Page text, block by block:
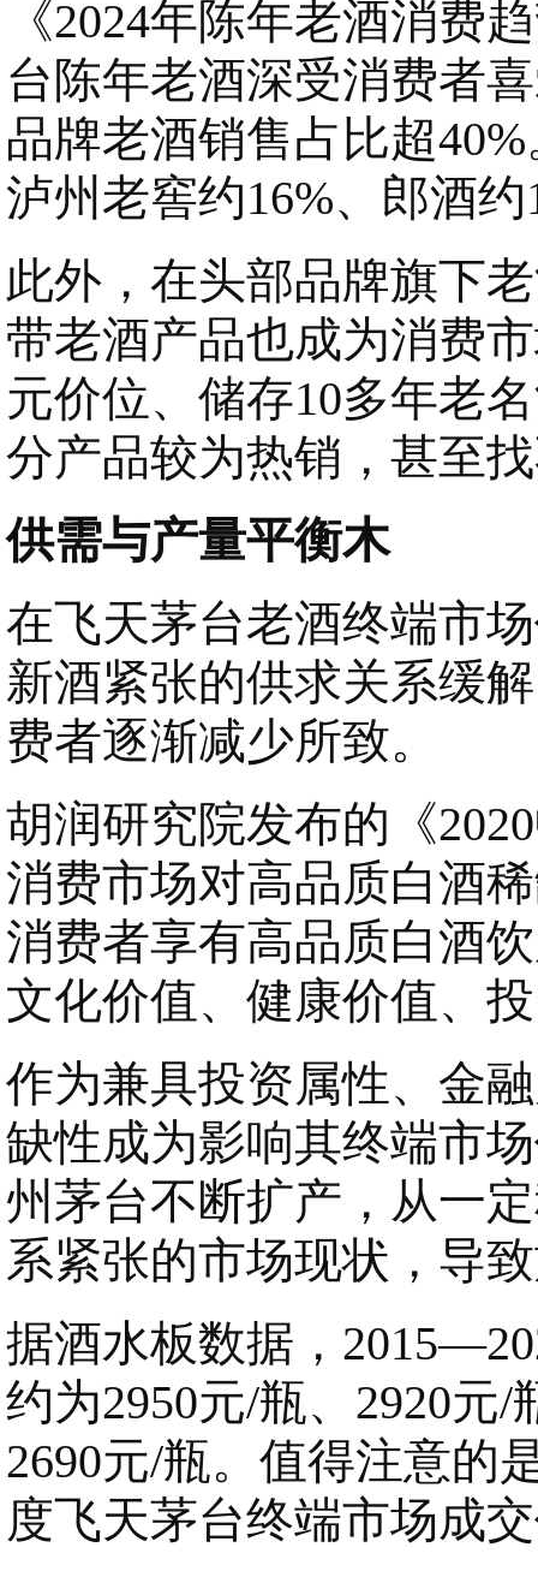
《2024年陈年老酒消费
台陈年老酒深受消费者
品牌老酒销售占比超
泸州老窖约16%、郎酒
此外，在头部品牌旗下
带老酒产品也成为消费
元价位、储存10多年老
分产品较为热销，甚至
供需与产量平衡木
在飞天茅台老酒终端市
新酒紧张的供求关系缓
费者逐渐减少所致。
胡润研究院发布的《
消费市场对高品质白酒
消费者享有高品质白酒
文化价值、健康价值、
作为兼具投资属性、金
缺性成为影响其终端市
州茅台不断扩产，从一
系紧张的市场现状，导
据酒水板数据，
约为2950元/瓶、2920元/
2690元/瓶。值得注意的
度飞天茅台终端市场成